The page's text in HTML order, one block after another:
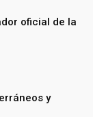
oficial de la
y